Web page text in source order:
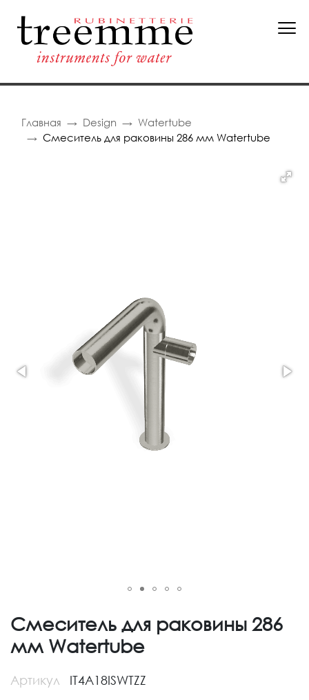
Главная Design
Watertube
Смеситель для раковины 286 мм Watertube
Смеситель для раковины 286
мм Watertube
Артикул IT4A18ISWTZZ